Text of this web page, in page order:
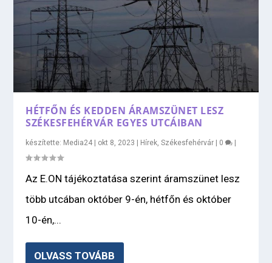
HÉTFŐN ÉS KEDDEN ÁRAMSZÜNET LESZ
SZÉKESFEHÉRVÁR EGYES UTCÁIBAN
készítette: Media24 okt 8, 2023 Hírek,Székesfehérvár 0
Az E.ON tájékoztatása szerint áramszünet lesz
több utcában október 9-én, hétfőn és október
10-én,...
OLVASS TOVÁBB